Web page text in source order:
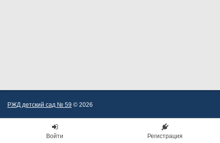
РЖД детский сад № 59 © 2026
Войти Регистрация